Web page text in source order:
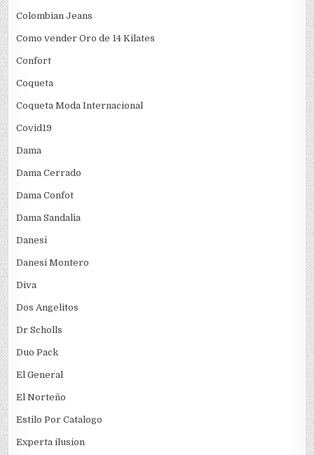
Colombian Jeans
Como vender Oro de 14 Kilates
Confort
Coqueta
Coqueta Moda Internacional
Covid19
Dama
Dama Cerrado
Dama Confot
Dama Sandalia
Danesi
Danesi Montero
Diva
Dos Angelitos
Dr Scholls
Duo Pack
El General
El Norteño
Estilo Por Catalogo
Experta ilusion